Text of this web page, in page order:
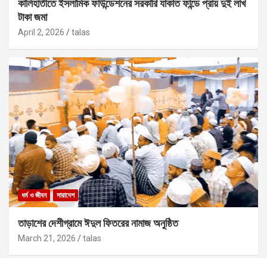
কালিহাতীতে ইসলামিক ফাউন্ডেশনের সরকারি যাকাত ফান্ডে প্রায় দুই লাখ
টাকা জমা
April 2, 2026 talas
ধর্ম ও জীবন সারাদেশ
তাড়াশের দেশীগ্রামে ঈদুল ফিতরের নামাজ অনুষ্ঠিত
March 21, 2026 talas